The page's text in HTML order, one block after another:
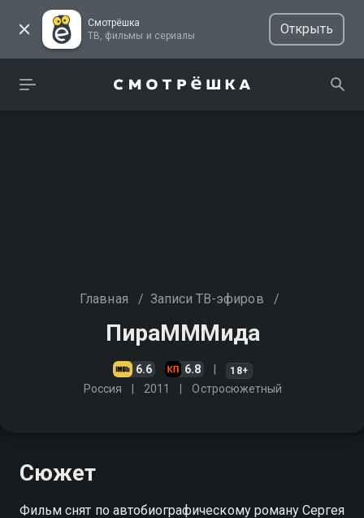
Смотрёшка
ТВ, фильмы и сериалы
Открыть
Главная / Записи ТВ-эфиров /
ПираМММида
6.6 6.8 18+
Россия 2011 Остросюжетный
Сюжет
Фильм снят по автобиографическому роману Сергея